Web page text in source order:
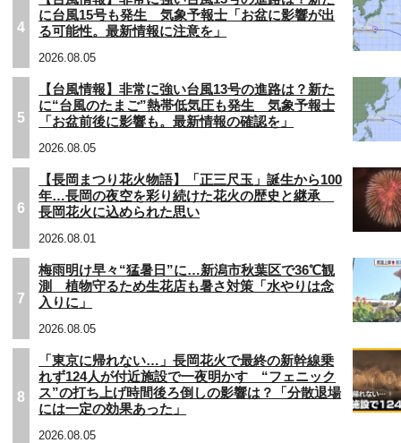
4
に台風15号も発生 気象予報士「お盆に影響が出
る可能性。最新情報に注意を」
2026.08.05
5
【台風情報】非常に強い台風13号の進路は？新た
に“台風のたまご”熱帯低気圧も発生 気象予報士
「お盆前後に影響も。最新情報の確認を」
2026.08.05
6
【長岡まつり花火物語】「正三尺玉」誕生から100
年…長岡の夜空を彩り続けた花火の歴史と継承
長岡花火に込められた思い
2026.08.01
7
梅雨明け早々“猛暑日”に…新潟市秋葉区で36℃観
測 植物守るため生花店も暑さ対策「水やりは念
入りに」
2026.08.05
8
「東京に帰れない…」長岡花火で最終の新幹線乗
れず124人が付近施設で一夜明かす “フェニック
ス”の打ち上げ時間後ろ倒しの影響は？「分散退場
には一定の効果あった」
2026.08.05